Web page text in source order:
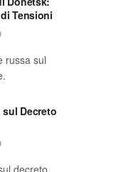
Tensioni
russa sul
sul Decreto